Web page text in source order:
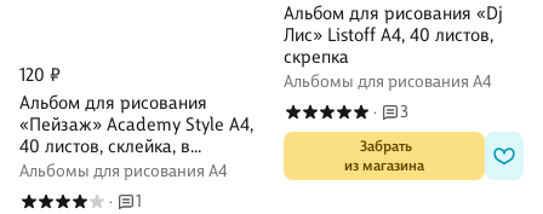
120 ₽
Альбом для рисования
«Пейзаж» Academy Style А4,
40 листов, склейка, в
ассортименте
Альбомы для рисования А4
· 1
Альбом для рисования «Dj
Лис» Listoff А4, 40 листов,
скрепка
Альбомы для рисования А4
· 3
Забрать
из магазина